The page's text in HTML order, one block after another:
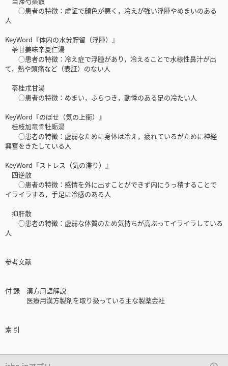
○患者の特徴：虚証で顔色が悪く，冷えが強い浮腫やめまいのある
人
KeyWord『体内の水分貯留（浮腫）』
苓甘姜味辛夏仁湯
○患者の特徴：冷え症で浮腫があり，冷えることで水様性鼻汁が出
て，熱や頭痛など（表証）のない人
苓桂朮甘湯
○患者の特徴：めまい，ふらつき，動悸のある足の冷たい人
KeyWord『のぼせ（気の上衝）』
桂枝加竜骨牡蛎湯
○患者の特徴：虚弱なために身体は冷え，疲れているがために神経
興奮をきたしている人
KeyWord『ストレス（気の滞り）』
四逆散
○患者の特徴：感情を外に出すことができず内にうっ積することで
イライラする，手足に冷感のある人
抑肝散
○患者の特徴：虚弱な体質のため気持ちが高ぶってイライラしている
人
参考文献
付 録 漢方用語解説
医療用漢方製剤を取り扱っている主な製薬会社
索 引